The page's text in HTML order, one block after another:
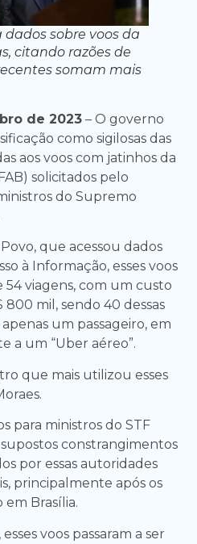
dados sobre voos da
citando razões de
somam mais
de 2023 – O governo
como sigilosas das
aos voos com jatinhos da
solicitados pelo
do Supremo
que acessou dados
à Informação, esses voos
viagens, com um custo
mil, sendo 40 dessas
um passageiro, em
a um “Uber aéreo”.
que mais utilizou esses
para ministros do STF
constrangimentos
por essas autoridades
principalmente após os
Brasília.
voos passaram a ser